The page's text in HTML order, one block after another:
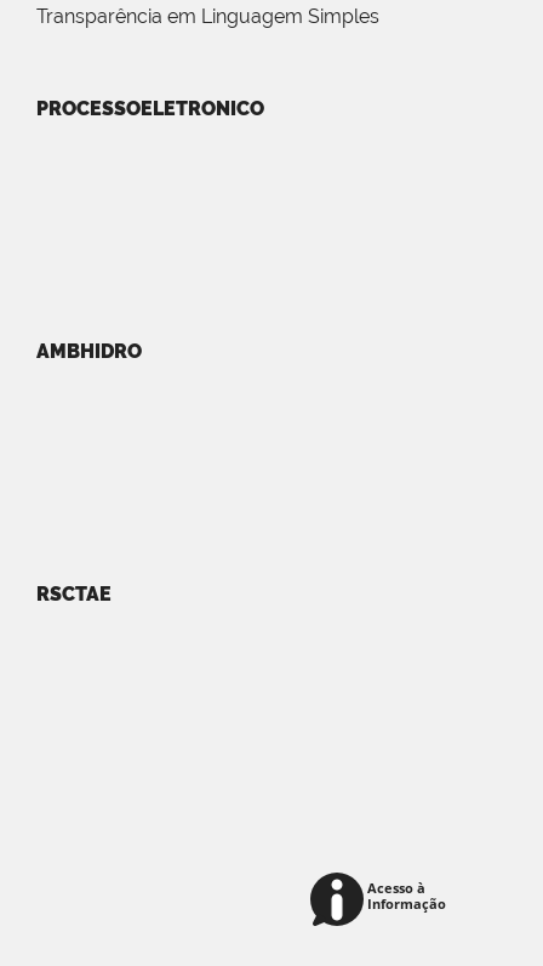
Transparência em Linguagem Simples
PROCESSOELETRONICO
AMBHIDRO
RSCTAE